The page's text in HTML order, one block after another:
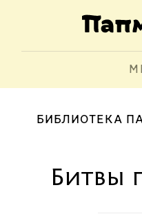
БИБЛИОТЕКА
Битвы